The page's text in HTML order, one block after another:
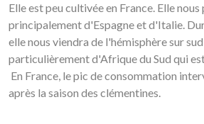
Elle est peu cultivée en France. Elle
principalement d'Espagne et d'Italie.
elle nous viendra de l'hémisphère sur
particulièrement d'Afrique du Sud qui
En France, le pic de consommation
après la saison des clémentines.